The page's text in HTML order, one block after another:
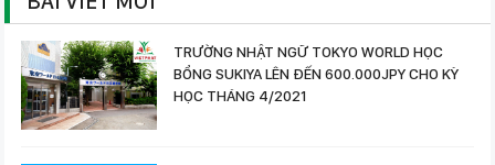
TRƯỜNG NHẬT NGỮ TOKYO WORLD HỌC
BỔNG SUKIYA LÊN ĐẾN 600.000JPY CHO KỲ
HỌC THÁNG 4/2021